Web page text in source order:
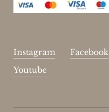
Instagram Facebook
Youtube